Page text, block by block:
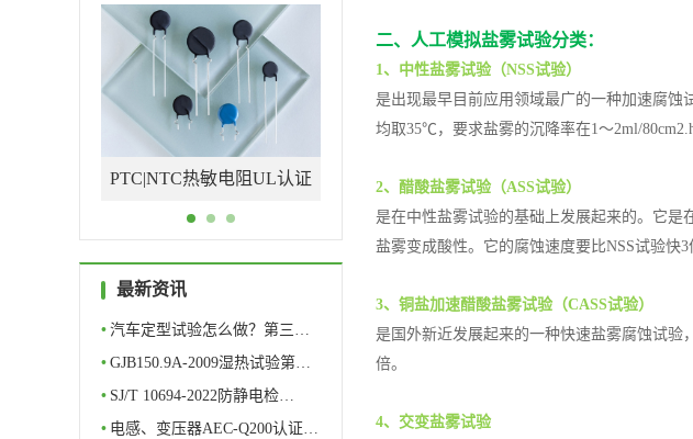
PTC|NTC热敏电阻UL认证 新能源汽车充电枪检测认证 光伏连接器认证机构
_UL+CSA+TUV+CQC一站
最新资讯
• 汽车定型试验怎么做？第三…
• GJB150.9A-2009湿热试验第…
• SJ/T 10694-2022防静电检…
• 电感、变压器AEC-Q200认证…
二、人工模拟盐雾试验分类：
1、中性盐雾试验（NSS试验）
是出现最早目前应用领域最广的一种加速腐蚀
均取35℃，要求盐雾的沉降率在1～2ml/80cm2.h
2、醋酸盐雾试验（ASS试验）
是在中性盐雾试验的基础上发展起来的。它是
盐雾变成酸性。它的腐蚀速度要比NSS试验快3
3、铜盐加速醋酸盐雾试验（CASS试验）
是国外新近发展起来的一种快速盐雾腐蚀试
倍。
4、交变盐雾试验